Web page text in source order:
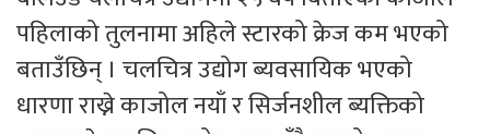
पहिलाको तुलनामा अहिले स्टारको क्रेज कम भएको
बताउँछिन् । चलचित्र उद्योग ब्यवसायिक भएको
धारणा राख्ने काजोल नयाँ र सिर्जनशील ब्यक्तिको